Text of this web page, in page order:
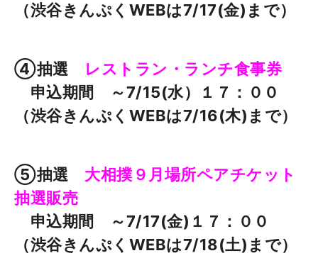
（渋谷きんぷくWEBは7/17(金)まで）
④抽選
レストラン・ランチ食事券
申込期間 ～7/15(水）１７：００
（渋谷きんぷくWEBは7/16(木)まで）
⑤抽選 大相撲９月場所ペアチケット
抽選販売
申込期間 ～7/17(金)１７：００
（渋谷きんぷくWEBは7/18(土)まで）